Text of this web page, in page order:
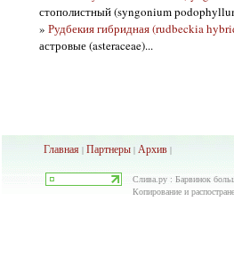
стополистный (syngonium
» Рудбекия гибридная (rudbeckia
астровые (asteraceae)...
Главная| Партнеры| Архив|
Слива.ру : Барвинок
Копирование и